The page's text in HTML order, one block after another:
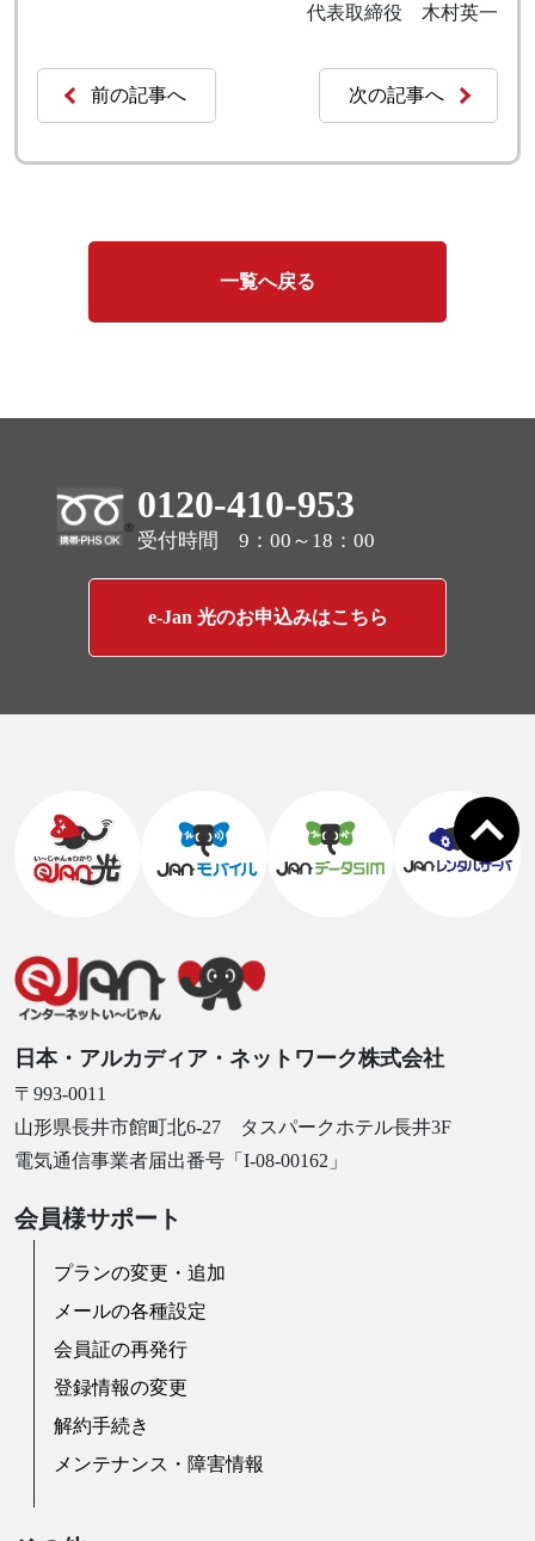
代表取締役 木村英一
前の記事へ 次の記事へ
一覧へ戻る
0120-410-953
受付時間 9：00～18：00
e-Jan 光のお申込みはこちら
日本・アルカディア・ネットワーク株式会社
〒993-0011
山形県長井市館町北6-27 タスパークホテル長井3F
電気通信事業者届出番号「I-08-00162」
会員様サポート
プランの変更・追加
メールの各種設定
会員証の再発行
登録情報の変更
解約手続き
メンテナンス・障害情報